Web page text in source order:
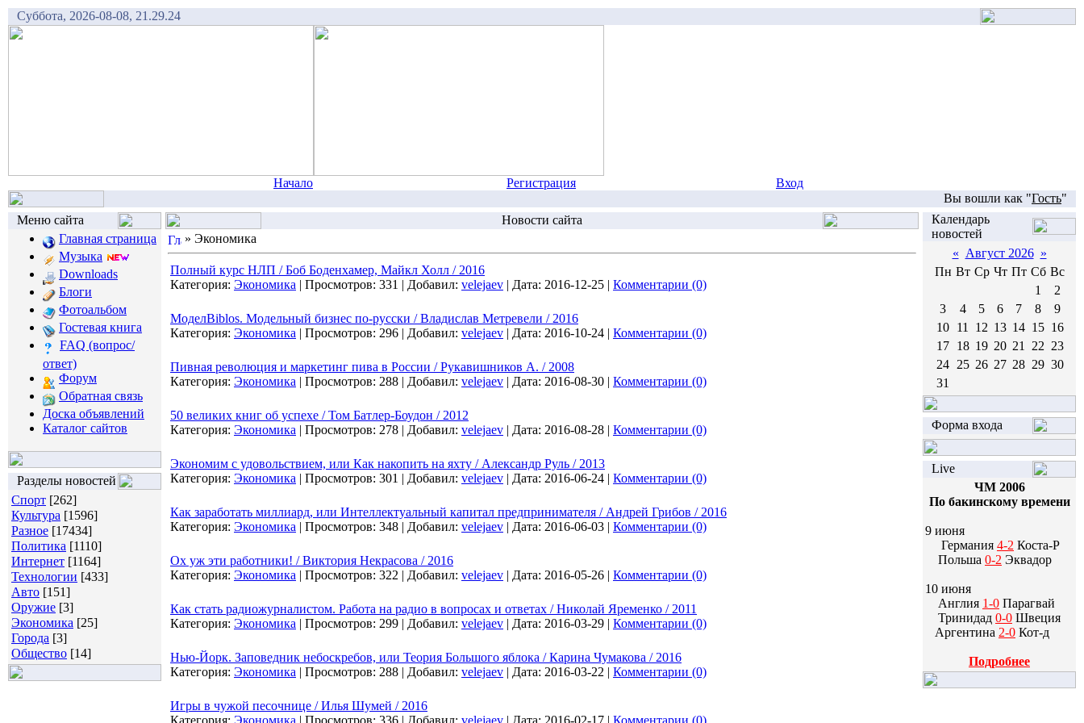
Суббота, 2026-08-08, 21.29.24
Начало Регистрация
Вход
Вы вошли как "Гость"
Меню сайта
Главная страница
Музыка
Downloads
Блоги
Фотоальбом
Гостевая книга
FAQ (вопрос/
ответ)
Форум
Обратная связь
Доска объявлений
Каталог сайтов
Разделы новостей
Спорт [262]
Культура [1596]
Разное [17434]
Политика [1110]
Интернет [1164]
Технологии [433]
Авто [151]
Оружие [3]
Экономика [25]
Города [3]
Общество [14]
Новости сайта
» Экономика
Полный курс НЛП / Боб Боденхамер, Майкл Холл / 2016
Категория: Экономика | Просмотров: 331 | Добавил: velejaev | Дата: 2016-12-25 | Комментарии (0)
МоделBiblos. Модельный бизнес по-русски / Владислав Метревели / 2016
Категория: Экономика | Просмотров: 296 | Добавил: velejaev | Дата: 2016-10-24 | Комментарии (0)
Пивная революция и маркетинг пива в России / Рукавишников А. / 2008
Категория: Экономика | Просмотров: 288 | Добавил: velejaev | Дата: 2016-08-30 | Комментарии (0)
50 великих книг об успехе / Том Батлер-Боудон / 2012
Категория: Экономика | Просмотров: 278 | Добавил: velejaev | Дата: 2016-08-28 | Комментарии (0)
Экономим с удовольствием, или Как накопить на яхту / Александр Руль / 2013
Категория: Экономика | Просмотров: 301 | Добавил: velejaev | Дата: 2016-06-24 | Комментарии (0)
Как заработать миллиард, или Интеллектуальный капитал предпринимателя / Андрей Грибов / 2016
Категория: Экономика | Просмотров: 348 | Добавил: velejaev | Дата: 2016-06-03 | Комментарии (0)
Ох уж эти работники! / Виктория Некрасова / 2016
Категория: Экономика | Просмотров: 322 | Добавил: velejaev | Дата: 2016-05-26 | Комментарии (0)
Как стать радиожурналистом. Работа на радио в вопросах и ответах / Николай Яременко / 2011
Категория: Экономика | Просмотров: 299 | Добавил: velejaev | Дата: 2016-03-29 | Комментарии (0)
Нью-Йорк. Заповедник небоскребов, или Теория Большого яблока / Карина Чумакова / 2016
Категория: Экономика | Просмотров: 288 | Добавил: velejaev | Дата: 2016-03-22 | Комментарии (0)
Игры в чужой песочнице / Илья Шумей / 2016
Календарь
новостей
« Август 2026 »
Пн Вт Ср Чт Пт Сб Вс
1
2
3
4 5 6 7 8
9
10 11 12 13 14 15 16
17 18 19 20 21 22 23
24 25 26 27 28 29 30
31
Форма входа
Live
ЧМ 2006
По бакинскому времени
9 июня
Германия 4-2 Коста-Р
Польша 0-2 Эквадор
10 июня
Англия 1-0 Парагвай
Тринидад 0-0 Швеция
Аргентина 2-0 Кот-д
Подробнее